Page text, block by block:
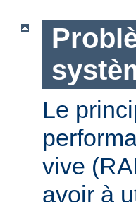
Le
vive
avoir à